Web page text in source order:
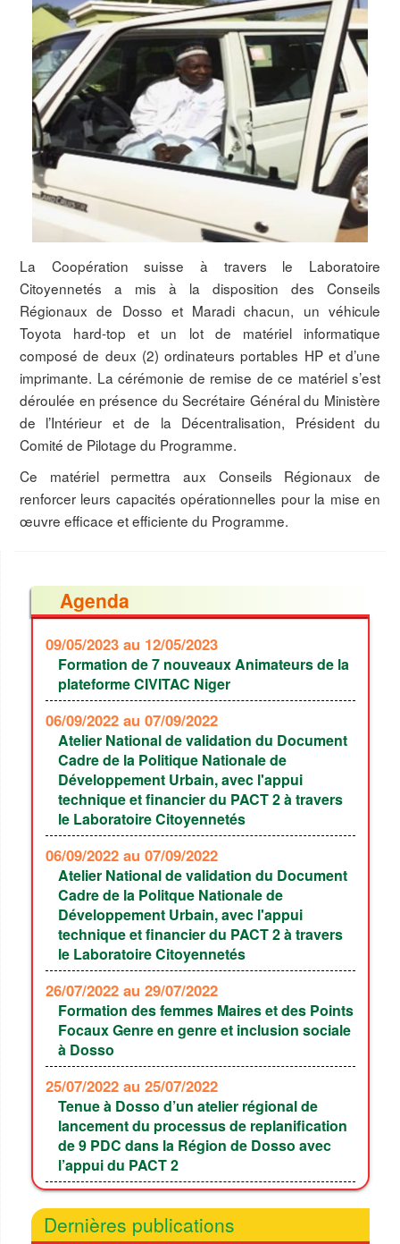
La Coopération suisse à travers le Laboratoire
Citoyennetés a mis à la disposition des Conseils
Régionaux de Dosso et Maradi chacun, un véhicule
Toyota hard-top et un lot de matériel informatique
composé de deux (2) ordinateurs portables HP et d’une
imprimante. La cérémonie de remise de ce matériel s’est
déroulée en présence du Secrétaire Général du Ministère
de l’Intérieur et de la Décentralisation, Président du
Comité de Pilotage du Programme.
Ce matériel permettra aux Conseils Régionaux de
renforcer leurs capacités opérationnelles pour la mise en
œuvre efficace et efficiente du Programme.
Agenda
09/05/2023 au 12/05/2023
Formation de 7 nouveaux Animateurs de la
plateforme CIVITAC Niger
06/09/2022 au 07/09/2022
Atelier National de validation du Document
Cadre de la Politique Nationale de
Développement Urbain, avec l'appui
technique et financier du PACT 2 à travers
le Laboratoire Citoyennetés
06/09/2022 au 07/09/2022
Atelier National de validation du Document
Cadre de la Politque Nationale de
Développement Urbain, avec l'appui
technique et financier du PACT 2 à travers
le Laboratoire Citoyennetés
26/07/2022 au 29/07/2022
Formation des femmes Maires et des Points
Focaux Genre en genre et inclusion sociale
à Dosso
25/07/2022 au 25/07/2022
Tenue à Dosso d’un atelier régional de
lancement du processus de replanification
de 9 PDC dans la Région de Dosso avec
l’appui du PACT 2
Dernières publications